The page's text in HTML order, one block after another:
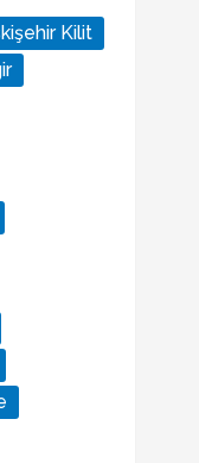
Kilit